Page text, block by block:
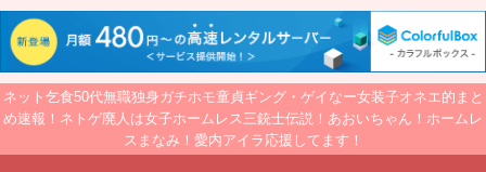
ネット乞食50代無職独身ガチホモ童貞ギング・ゲイなー女装子オネエ的まと
め速報！ネトゲ廃人は女子ホームレス三銃士伝説！あおいちゃん！ホームレ
スまなみ！愛内アイラ応援してます！